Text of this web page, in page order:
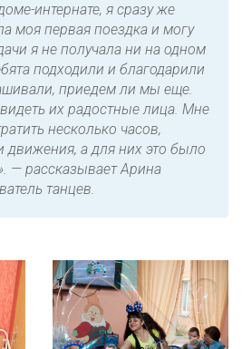
интернате, я сразу же
моя первая поездка и могу
я не получала ни на одном
подходили и благодарили
приедем ли мы еще.
их радостные лица. Мне
несколько часов,
движения, а для них это было
— рассказывает Арина
танцев.